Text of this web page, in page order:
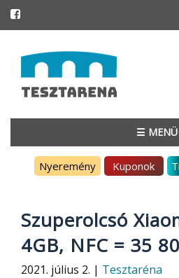
to
content
☰ MENÜ
Nyeremény Kuponok
Szuperolcsó
4GB, NFC = 35
2021. július 2. | Tesztaréna